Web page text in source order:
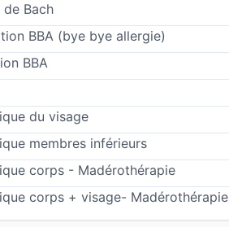
Bach
BBA (bye bye allergie)
BBA
du visage
membres inférieurs
corps - Madérothérapie
corps + visage- Madérothérapie